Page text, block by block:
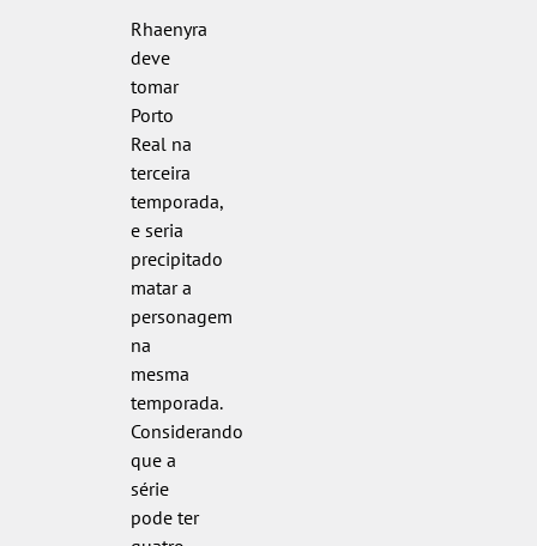
Rhaenyra
deve
tomar
Porto
Real na
terceira
temporada,
e seria
precipitado
matar a
personagem
na
mesma
temporada.
Considerando
que a
série
pode ter